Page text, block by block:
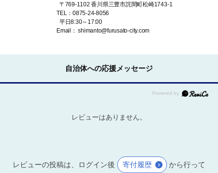
〒769-1102 香川県三豊市詫間町松崎1743-1
TEL：0875-24-8056
平日8:30～17:00
Email： shimanto@furusato-city.com
自治体への応援メッセージ
レビューはありません。
レビューの投稿は、ログイン後 寄付履歴
から行って